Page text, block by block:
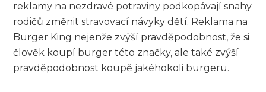
reklamy na nezdravé potraviny podkopávají snahy
rodičů změnit stravovací návyky dětí. Reklama na
Burger King nejenže zvýší pravděpodobnost, že si
člověk koupí burger této značky, ale také zvýší
pravděpodobnost koupě jakéhokoli burgeru.